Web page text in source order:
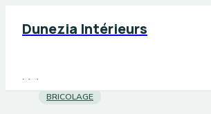
Dunezia Intérieurs
Maison
BRICOLAGE